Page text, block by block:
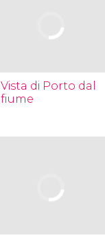
Vista di Porto dal
fiume